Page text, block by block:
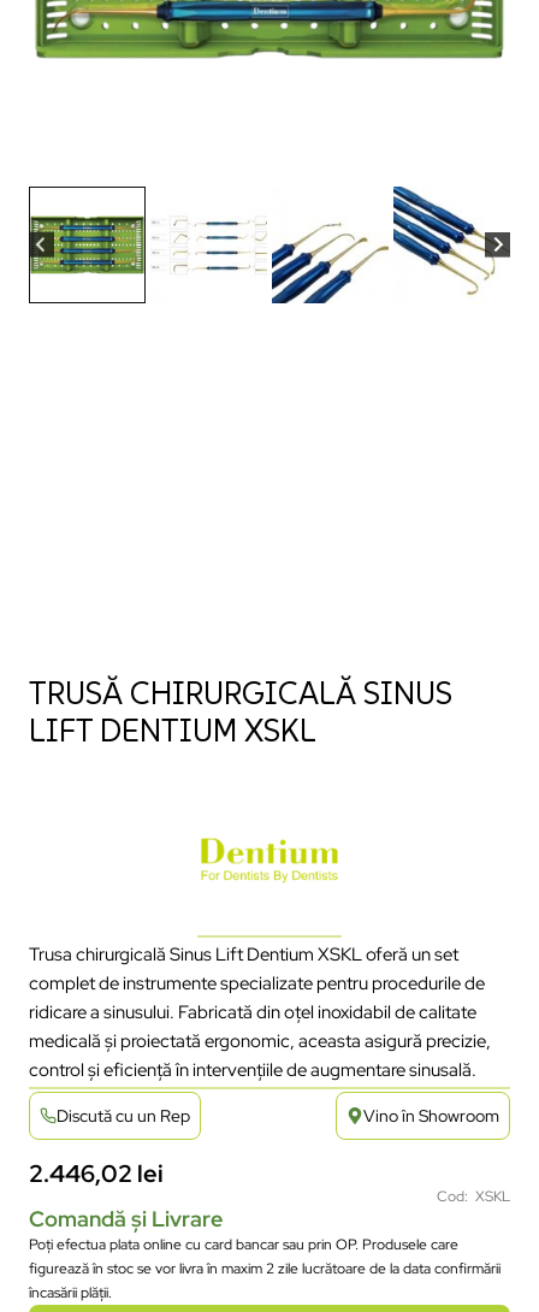
TRUSĂ CHIRURGICALĂ SINUS
LIFT DENTIUM XSKL
Trusa chirurgicală Sinus Lift Dentium XSKL oferă un set
complet de instrumente specializate pentru procedurile de
ridicare a sinusului. Fabricată din oțel inoxidabil de calitate
medicală și proiectată ergonomic, aceasta asigură precizie,
control și eficiență în intervențiile de augmentare sinusală.
Discută cu un Rep Vino în Showroom
2.446,02 lei
Cod: XSKL
Comandă și Livrare
Poți efectua plata online cu card bancar sau prin OP. Produsele care
figurează în stoc se vor livra în maxim 2 zile lucrătoare de la data confirmării
încasării plății.